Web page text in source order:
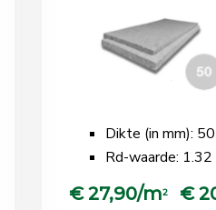
Dikte (in mm): 50
Rd-waarde: 1.32
€ 27,90/m2 €